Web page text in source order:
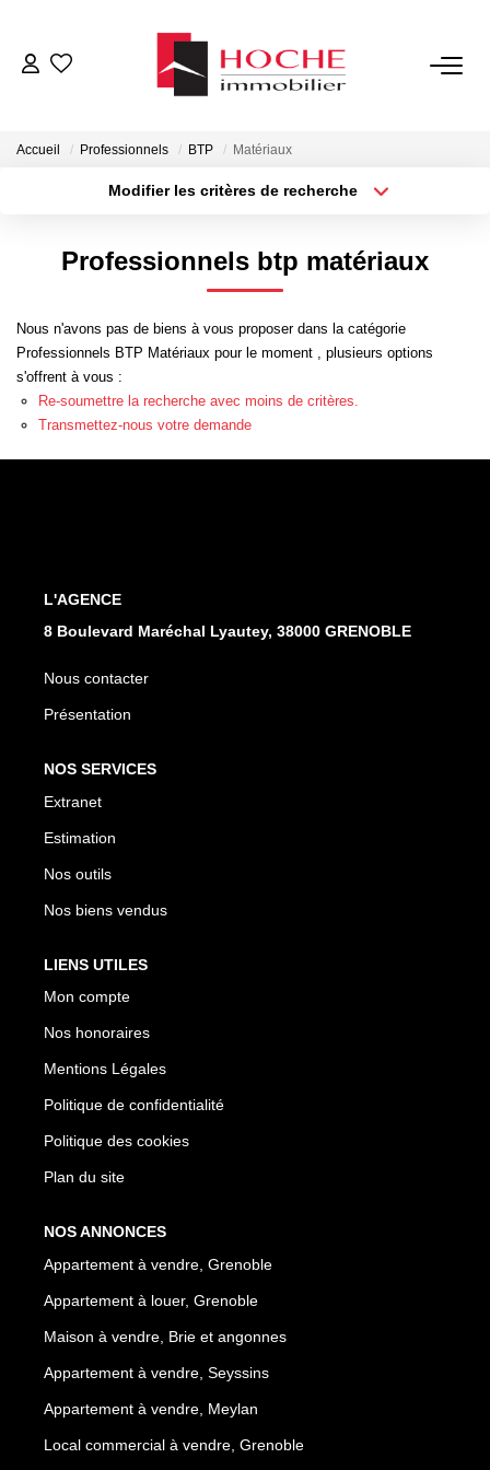
Accueil Professionnels BTP Matériaux
Modifier les critères de recherche
Type de bien
Surface min
Budget max Plus de critères
Professionnels btp matériaux
Nous n'avons pas de biens à vous proposer dans la catégorie
Professionnels BTP Matériaux pour le moment , plusieurs options
s'offrent à vous :
Re-soumettre la recherche avec moins de critères.
Transmettez-nous votre demande
L'AGENCE
8 Boulevard Maréchal Lyautey, 38000 GRENOBLE
Nous contacter
Présentation
NOS SERVICES
Extranet
Estimation
Nos outils
Nos biens vendus
LIENS UTILES
Mon compte
Nos honoraires
Mentions Légales
Politique de confidentialité
Politique des cookies
Plan du site
NOS ANNONCES
Appartement à vendre, Grenoble
Appartement à louer, Grenoble
Maison à vendre, Brie et angonnes
Appartement à vendre, Seyssins
Appartement à vendre, Meylan
Local commercial à vendre, Grenoble